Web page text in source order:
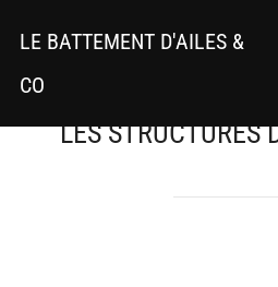
contenu
LE BATTEMENT D'AILES &
CO
LES STRUCTURES